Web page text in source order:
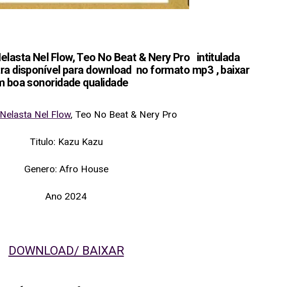
Nel Flow, Teo No Beat & Nery Pro intitulada
disponível para download no formato mp3 , baixar
boa sonoridade qualidade
Nel Flow, Teo No Beat & Nery Pro
Titulo: Kazu Kazu
Genero: Afro House
Ano 2024
DOWNLOAD/ BAIXAR